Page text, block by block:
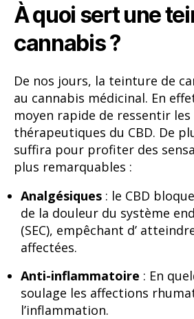
À quoi sert une
cannabis ?
De nos jours, la teinture de
au cannabis médicinal. En
moyen rapide de ressentir
thérapeutiques du CBD. De
suffira pour profiter des
plus remarquables :
Analgésiques : le CBD
de la douleur du système
(SEC), empêchant d’
affectées.
Anti-inflammatoire : En
soulage les affections
l’inflammation.